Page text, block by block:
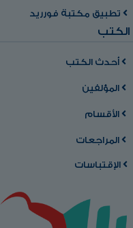
تطبيق مكتبة فورريد
الكتب
أحدث الكتب
المؤلفين
الأقسام
المراجعات
الإقتباسات